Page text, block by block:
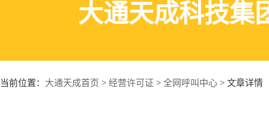
大通天成科技集
当前位置： 大通天成首页 > 经营许可证 > 全网呼叫中心 > 文章详情